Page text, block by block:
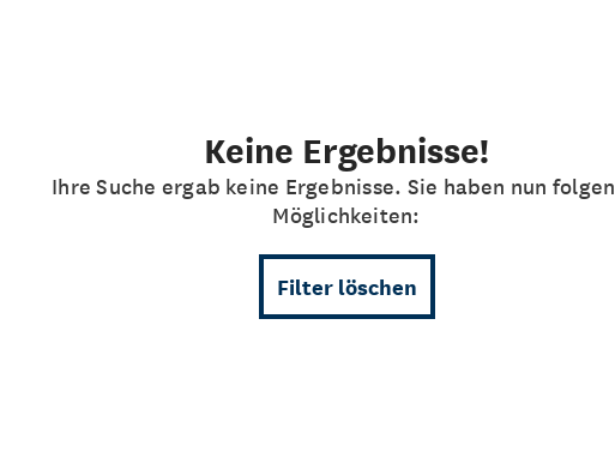
Keine Ergebnisse!
Ihre Suche ergab keine Ergebnisse. Sie haben nun
Möglichkeiten:
Filter löschen